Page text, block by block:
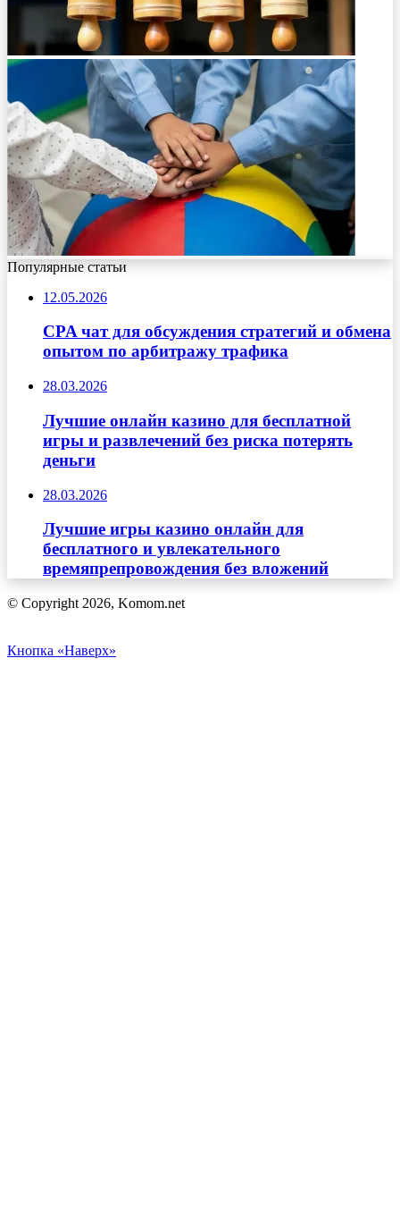
Популярные статьи
12.05.2026
CPA чат для обсуждения стратегий и обмена
опытом по арбитражу трафика
28.03.2026
Лучшие онлайн казино для бесплатной
игры и развлечений без риска потерять
деньги
28.03.2026
Лучшие игры казино онлайн для
бесплатного и увлекательного
времяпрепровождения без вложений
© Copyright 2026, Komom.net
Кнопка «Наверх»